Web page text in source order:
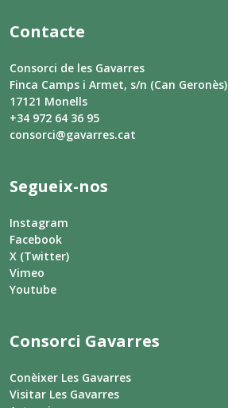
Contacte
Consorci de les Gavarres
Finca Camps i Armet, s/n (Can Geronès)
17121 Monells
+34 972 64 36 95
consorci@gavarres.cat
Segueix-nos
Instagram
Facebook
X (Twitter)
Vimeo
Youtube
Consorci Gavarres
Conèixer Les Gavarres
Visitar Les Gavarres